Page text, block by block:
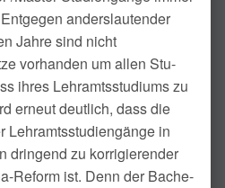
anderslau­tender
Jahre sind nicht
vorhanden um allen Stu­
ihres Lehramtsstudiums zu
erneut deutlich, dass die
Lehramtsstu­diengänge in
dringend zu korri­gierender
Reform ist. Denn der Bache­